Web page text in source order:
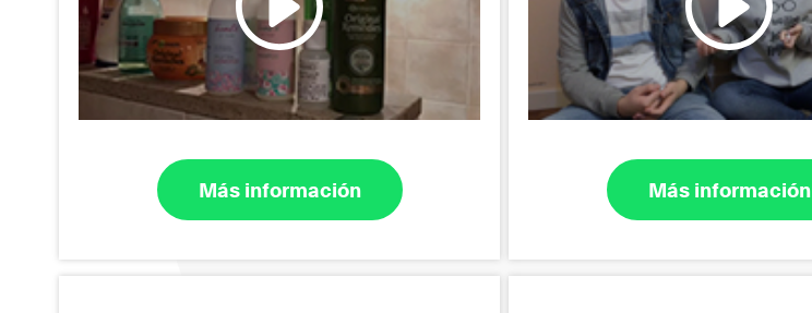
Más información Más información